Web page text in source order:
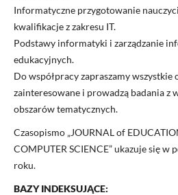
Informatyczne przygotowanie
kwalifikacje z zakresu IT.
Podstawy informatyki i zarządzanie
edukacyjnych.
Do współpracy zapraszamy wszystkie
zainteresowane i prowadzą badania z
obszarów tematycznych.
Czasopismo „JOURNAL of
COMPUTER SCIENCE” ukazuje się w
roku.
BAZY INDEKSUJĄCE: